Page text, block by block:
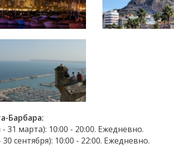
Барбара:
31 марта): 10:00 - 20:00. Ежедневно.
сентября): 10:00 - 22:00. Ежедневно.